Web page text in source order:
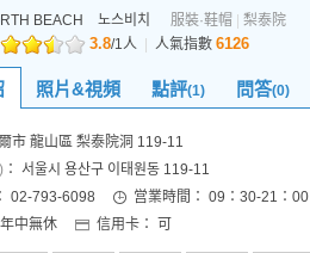
BEACH 노스비치 服裝·鞋帽 梨泰院
3.8/1人 人氣指數 6126
照片&視頻 點評(1) 問答(0)
市 龍山區 梨泰院洞 119-11
： 서울시 용산구 이태원동 119-11
02-793-6098 営業時間： 09：30-21：00
年中無休 信用卡： 可